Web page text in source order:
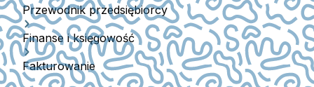
Przewodnik przedsiębiorcy
Finanse i księgowość
Fakturowanie